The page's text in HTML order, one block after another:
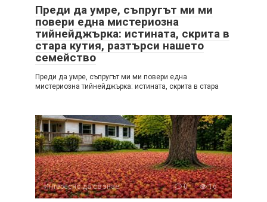
Преди да умре, съпругът ми ми
повери една мистериозна
тийнейджърка: истината, скрита в
стара кутия, разтърси нашето
семейство
Преди да умре, съпругът ми ми повери една
мистериозна тийнейджърка: истината, скрита в стара
Интересно да се знае 0 16